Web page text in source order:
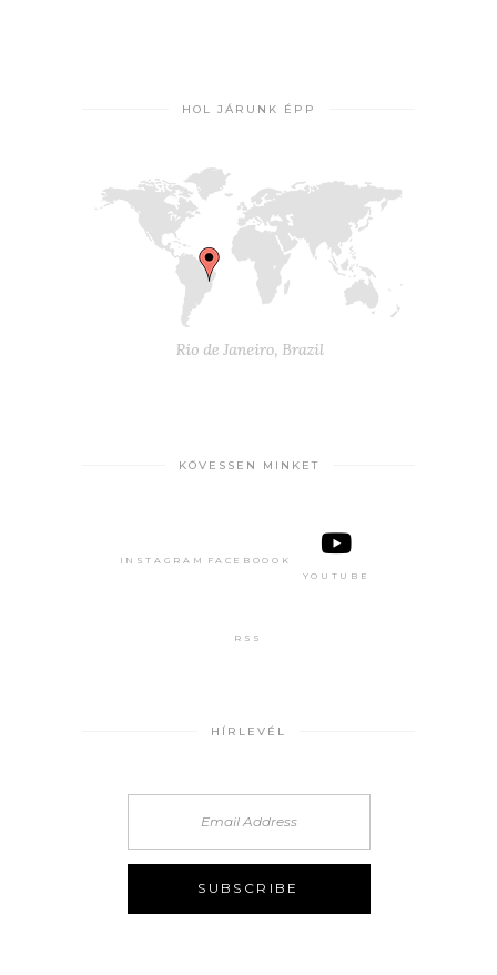
HOL JÁRUNK ÉPP
KÖVESSEN MINKET
INSTAGRAM
FACEBOOOK
YOUTUBE
RSS
HÍRLEVÉL